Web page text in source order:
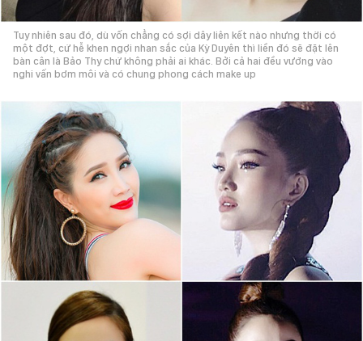
Tuy nhiên sau đó, dù vốn chẳng có sợi dây liên kết nào nhưng thời có
một đợt, cứ hễ khen ngợi nhan sắc của Kỳ Duyên thì liền đó sẽ đặt lên
bàn cân là Bảo Thy chứ không phải ai khác. Bởi cả hai đều vướng vào
nghi vấn bơm môi và có chung phong cách make up